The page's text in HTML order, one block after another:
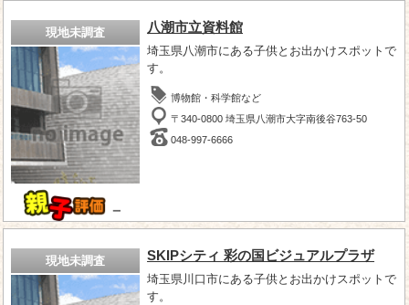
現地未調査
－
八潮市立資料館
埼玉県八潮市にある子供とお出かけスポットで
す。
博物館・科学館など
〒340-0800 埼玉県八潮市大字南後谷763-50
048-997-6666
現地未調査 SKIPシティ 彩の国ビジュアルプラザ
埼玉県川口市にある子供とお出かけスポットで
す。